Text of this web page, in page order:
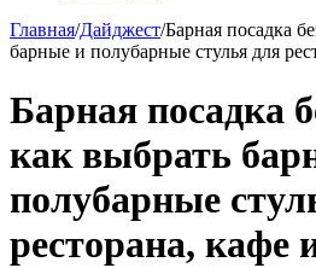
Главная/Дайджест/Барная посадка
барные и полубарные стулья для
Барная посадка
как выбрать
полубарные
ресторана, кафе